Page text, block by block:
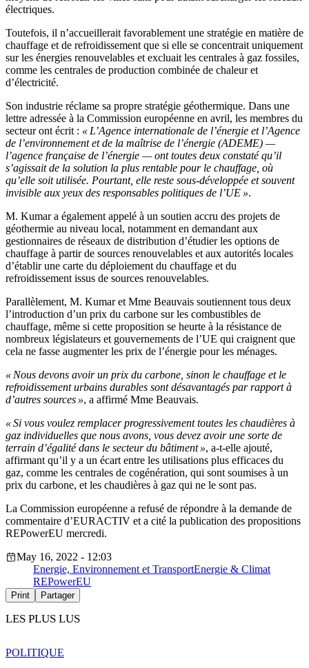
électriques.
Toutefois, il n’accueillerait favorablement une stratégie en matière de
chauffage et de refroidissement que si elle se concentrait uniquement
sur les énergies renouvelables et excluait les centrales à gaz fossiles,
comme les centrales de production combinée de chaleur et
d’électricité.
Son industrie réclame sa propre stratégie géothermique. Dans une
lettre adressée à la Commission européenne en avril, les membres du
secteur ont écrit : « L’Agence internationale de l’énergie et l’Agence
de l’environnement et de la maîtrise de l’énergie (ADEME) —
l’agence française de l’énergie — ont toutes deux constaté qu’il
s’agissait de la solution la plus rentable pour le chauffage, où
qu’elle soit utilisée. Pourtant, elle reste sous-développée et souvent
invisible aux yeux des responsables politiques de l’UE ».
M. Kumar a également appelé à un soutien accru des projets de
géothermie au niveau local, notamment en demandant aux
gestionnaires de réseaux de distribution d’étudier les options de
chauffage à partir de sources renouvelables et aux autorités locales
d’établir une carte du déploiement du chauffage et du
refroidissement issus de sources renouvelables.
Parallèlement, M. Kumar et Mme Beauvais soutiennent tous deux
l’introduction d’un prix du carbone sur les combustibles de
chauffage, même si cette proposition se heurte à la résistance de
nombreux législateurs et gouvernements de l’UE qui craignent que
cela ne fasse augmenter les prix de l’énergie pour les ménages.
« Nous devons avoir un prix du carbone, sinon le chauffage et le
refroidissement urbains durables sont désavantagés par rapport à
d’autres sources », a affirmé Mme Beauvais.
« Si vous voulez remplacer progressivement toutes les chaudières à
gaz individuelles que nous avons, vous devez avoir une sorte de
terrain d’égalité dans le secteur du bâtiment », a-t-elle ajouté,
affirmant qu’il y a un écart entre les utilisations plus efficaces du
gaz, comme les centrales de cogénération, qui sont soumises à un
prix du carbone, et les chaudières à gaz qui ne le sont pas.
La Commission européenne a refusé de répondre à la demande de
commentaire d’EURACTIV et a cité la publication des propositions
REPowerEU mercredi.
May 16, 2022 - 12:03
Energie, Environnement et TransportEnergie & Climat
REPowerEU
Print Partager
LES PLUS LUS
POLITIQUE